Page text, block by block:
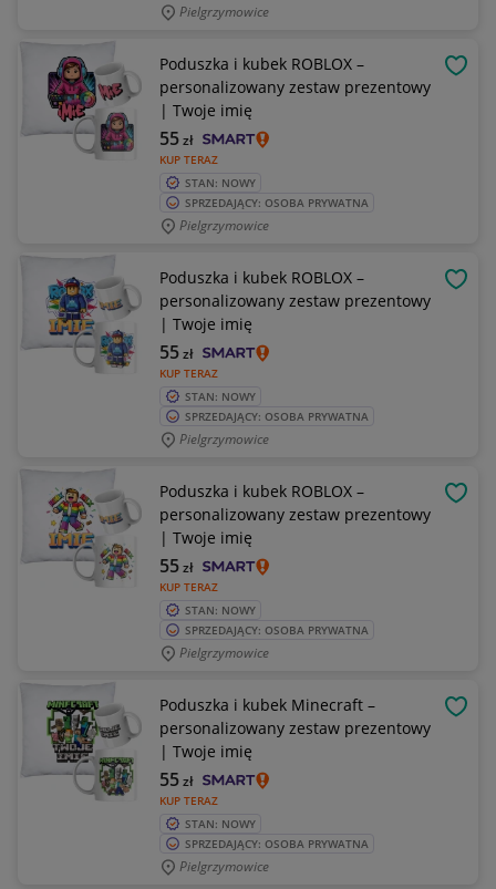
Pielgrzymowice
Poduszka i kubek ROBLOX –
personalizowany zestaw prezentowy
| Twoje imię
KUP TERAZ
55zł
STAN: NOWY
SPRZEDAJĄCY: OSOBA PRYWATNA
Pielgrzymowice
Poduszka i kubek ROBLOX –
personalizowany zestaw prezentowy
| Twoje imię
KUP TERAZ
55zł
STAN: NOWY
SPRZEDAJĄCY: OSOBA PRYWATNA
Pielgrzymowice
Poduszka i kubek ROBLOX –
personalizowany zestaw prezentowy
| Twoje imię
KUP TERAZ
55zł
STAN: NOWY
SPRZEDAJĄCY: OSOBA PRYWATNA
Pielgrzymowice
Poduszka i kubek Minecraft –
personalizowany zestaw prezentowy
| Twoje imię
KUP TERAZ
55zł
STAN: NOWY
SPRZEDAJĄCY: OSOBA PRYWATNA
Pielgrzymowice